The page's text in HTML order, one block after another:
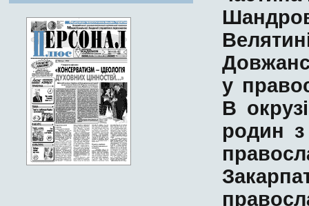
у
В окрузі
родин з